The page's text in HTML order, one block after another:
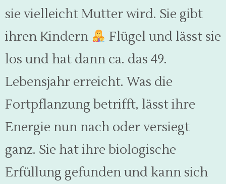
sie vielleicht Mutter wird. Sie gibt
ihren Kindern
Flügel und lässt sie
los und hat dann ca. das 49.
Lebensjahr erreicht. Was die
Fortpflanzung betrifft, lässt ihre
Energie nun nach oder versiegt
ganz. Sie hat ihre biologische
Erfüllung gefunden und kann sich